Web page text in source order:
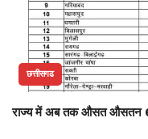
छत्तीसगढ
राज्य में अब तक औसत औसतन